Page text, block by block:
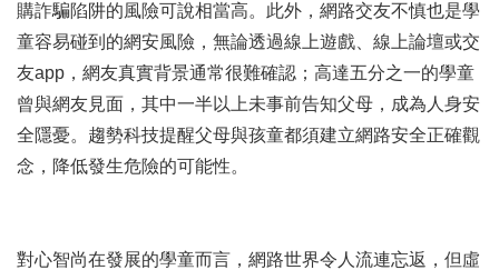
購詐騙陷阱的風險可說相當高。此外，網路交友不慎也是學
童容易碰到的網安風險，無論透過線上遊戲、線上論壇或交
友app，網友真實背景通常很難確認；高達五分之一的學童
曾與網友見面，其中一半以上未事前告知父母，成為人身安
全隱憂。 趨勢科技提醒父母與孩童都須建立網路安全正確觀
念，降低發生危險的可能性。
對心智尚在發展的學童而言，網路世界令人流連忘返，但虛